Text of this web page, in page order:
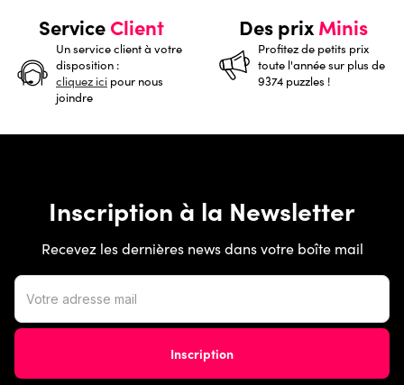
ServiceClient
Un service client à votre
disposition :
cliquez ici pour nous
joindre
Des prixMinis
Profitez de petits prix
toute l'année sur plus de
9374 puzzles !
Inscription à la Newsletter
Recevez les dernières news dans votre boîte mail